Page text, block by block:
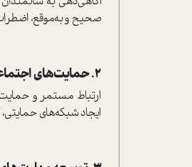
صحیح و به‌موقع،
2. حمایت‌های اجتماعی و خانوادگی
ارتباط مستمر و
ایجاد شبکه‌های